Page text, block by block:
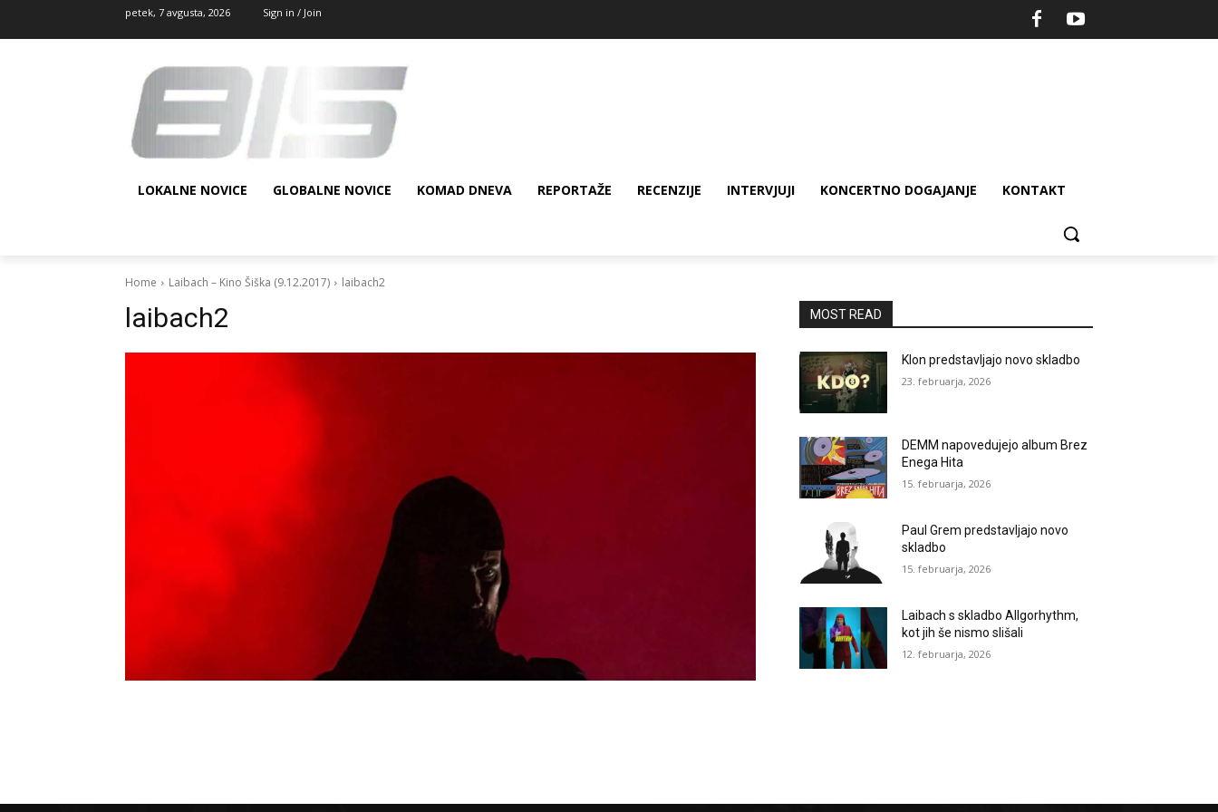
petek, 7 avgusta, 2026 Sign in / Join
LOKALNE NOVICE GLOBALNE NOVICE KOMAD DNEVA REPORTAŽE RECENZIJE INTERVJUJI KONCERTNO DOGAJANJE KONTAKT
Home Laibach – Kino Šiška (9.12.2017) laibach2
laibach2 MOST READ
Klon predstavljajo novo skladbo
23. februarja, 2026
DEMM napovedujejo album Brez
Enega Hita
15. februarja, 2026
Paul Grem predstavljajo novo
skladbo
15. februarja, 2026
Laibach s skladbo Allgorhythm,
kot jih še nismo slišali
12. februarja, 2026